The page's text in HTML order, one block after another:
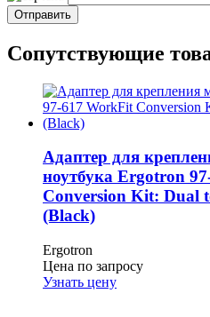
Сопутствующие
Адаптер для
ноутбука Ergotron
Conversion Kit: Dual
(Black)
Ergotron
Цена по запросу
Узнать цену